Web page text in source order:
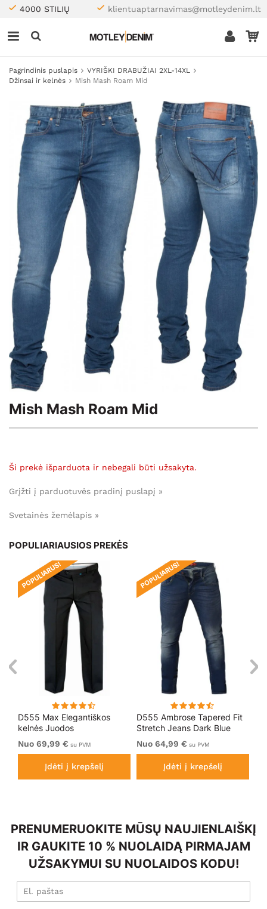
4000 STILIŲ klientuaptarnavimas@motleydenim.lt
Pagrindinis puslapis
VYRIŠKI DRABUŽIAI 2XL-14XL
Džinsai ir kelnės
Mish Mash Roam Mid
Mish Mash Roam Mid
Ši prekė išparduota ir nebegali būti užsakyta.
Grįžti į parduotuvės pradinį puslapį »
Svetainės žemėlapis »
POPULIARIAUSIOS PREKĖS
D555 Max Elegantiškos
kelnės Juodos
POPULIARUS!
Nuo 69,99 € su PVM
Įdėti į krepšelį
D555 Ambrose Tapered Fit
Stretch Jeans Dark Blue
POPULIARUS!
Nuo 64,99 € su PVM
Įdėti į krepšelį
PRENUMERUOKITE MŪSŲ NAUJIENLAIŠKĮ
IR GAUKITE 10 % NUOLAIDĄ PIRMAJAM
UŽSAKYMUI SU NUOLAIDOS KODU!